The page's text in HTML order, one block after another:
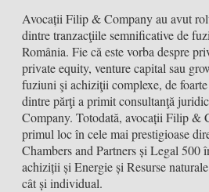
Avocații Filip & Company au avut
dintre tranzacţiile semnificative de
România. Fie că este vorba despre
private equity, venture capital sau
fuziuni şi achiziţii complexe, de
dintre părţi a primit consultanţă
Company. Totodată, avocații Filip &
primul loc în cele mai prestigioase
Chambers and Partners și Legal 500
achiziții și Energie și Resurse
cât și individual.